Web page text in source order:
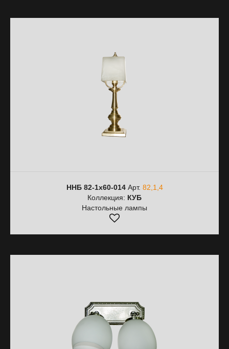
ННБ 82-1х60-014Арт. 82,1,4
Коллекция: КУБ
Настольные лампы